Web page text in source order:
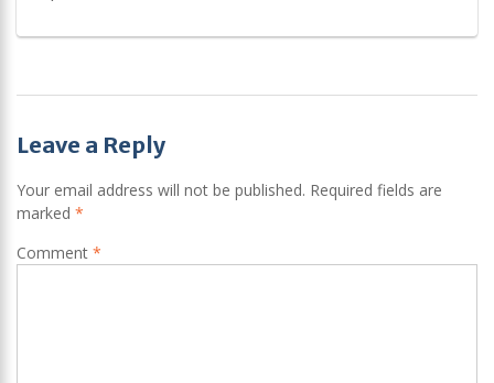
navigation
Leave a Reply
Your email address will not be published. Required fields are
marked *
Comment *